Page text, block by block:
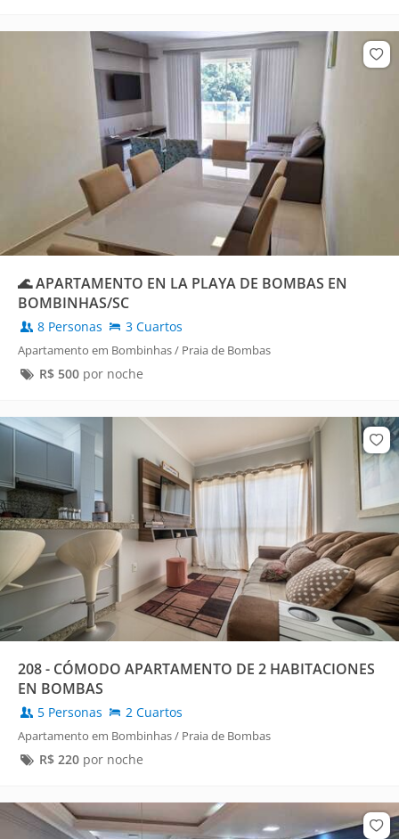
🌊 APARTAMENTO EN LA PLAYA DE BOMBAS EN
BOMBINHAS/SC
8 Personas 3 Cuartos
Apartamento em Bombinhas / Praia de Bombas
R$ 500por noche
208 - CÓMODO APARTAMENTO DE 2 HABITACIONES
EN BOMBAS
5 Personas 2 Cuartos
Apartamento em Bombinhas / Praia de Bombas
R$ 220por noche